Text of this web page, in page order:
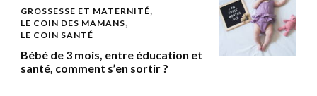
GROSSESSE ET MATERNITÉ
LE COIN DES MAMANS
LE COIN SANTÉ
Bébé de 3 mois, entre éducation et
santé, comment s’en sortir ?